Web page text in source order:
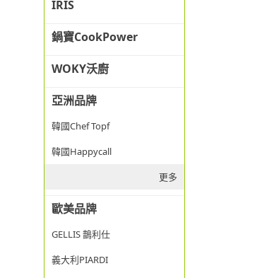
IRIS
鍋寶CookPower
WOKY沃廚
亞洲品牌
韓國Chef Topf
韓國Happycall
更多
歐美品牌
GELLIS 鵲利仕
義大利PIARDI